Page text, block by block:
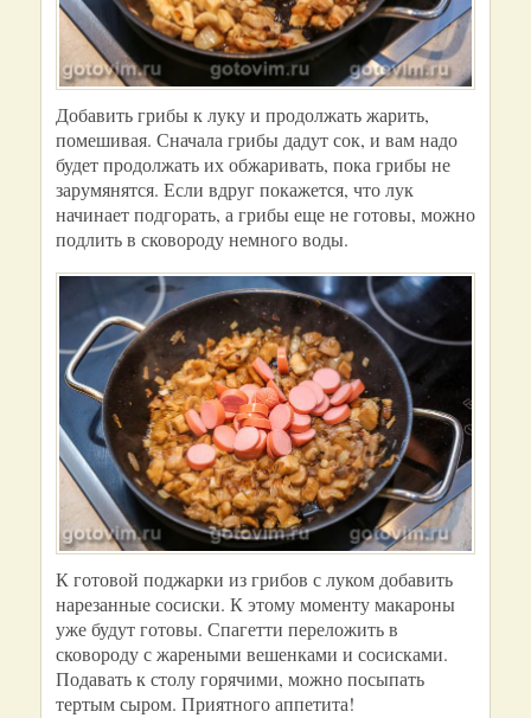
Добавить грибы к луку и продолжать жарить,
помешивая. Сначала грибы дадут сок, и вам надо
будет продолжать их обжаривать, пока грибы не
зарумянятся. Если вдруг покажется, что лук
начинает подгорать, а грибы еще не готовы, можно
подлить в сковороду немного воды.
К готовой поджарки из грибов с луком добавить
нарезанные сосиски. К этому моменту макароны
уже будут готовы. Спагетти переложить в
сковороду с жареными вешенками и сосисками.
Подавать к столу горячими, можно посыпать
тертым сыром. Приятного аппетита!